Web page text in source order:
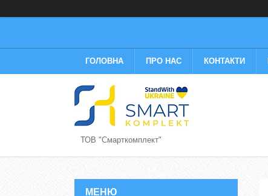
ГОЛОВНА ПРО НАС КОНТАКТИ
ТОВ "Смарткомплект"